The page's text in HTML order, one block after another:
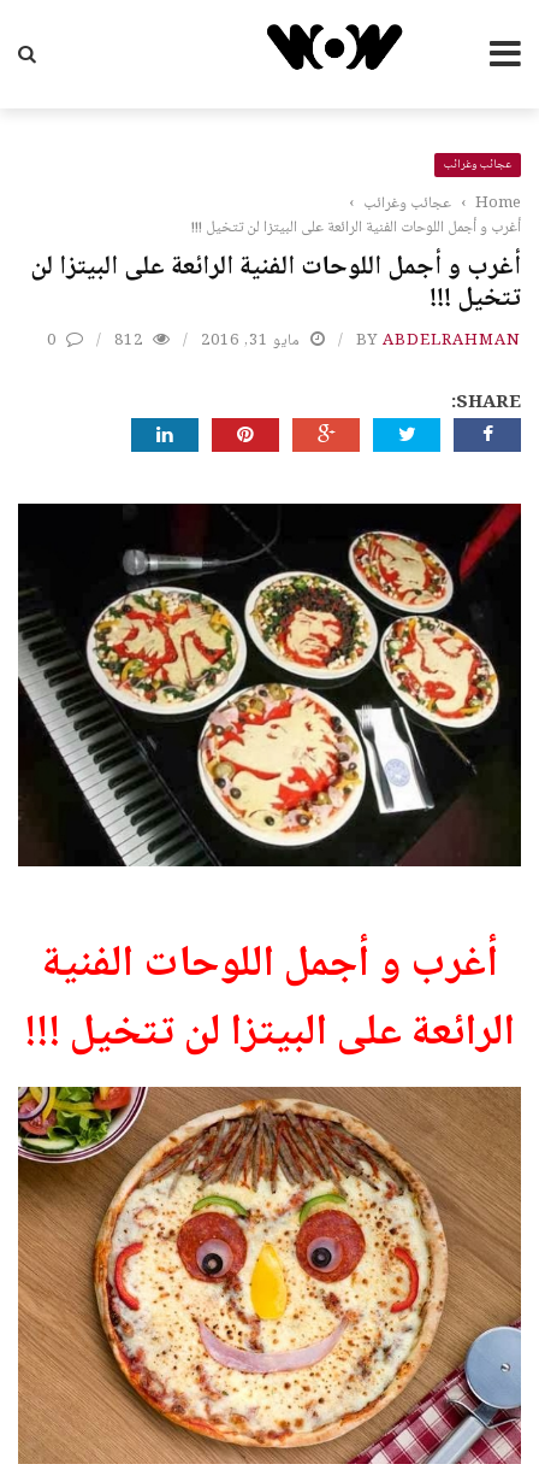
عجائب وغرائب
Home
› عجائب وغرائب ›
أغرب و أجمل اللوحات الفنية الرائعة على البيتزا لن تتخيل !!!
أغرب و أجمل اللوحات الفنية الرائعة على البيتزا لن
تتخيل !!!
BYABDELRAHMAN مايو 31, 2016 812
0
SHARE:
أغرب و أجمل اللوحات الفنية
الرائعة على البيتزا لن تتخيل !!!